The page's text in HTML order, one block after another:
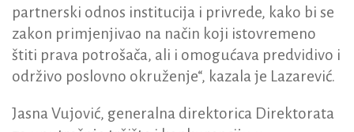
partnerski odnos institucija i privrede, kako bi se
zakon primjenjivao na način koji istovremeno
štiti prava potrošača, ali i omogućava predvidivo i
održivo poslovno okruženje“, kazala je Lazarević.
Jasna Vujović, generalna direktorica Direktorata